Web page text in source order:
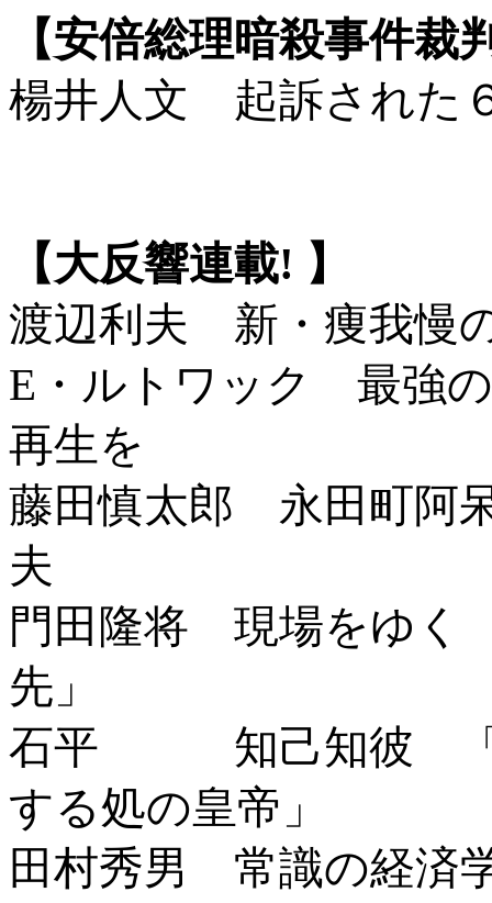
【安倍総理暗殺事件
楊井人文 起訴された
【大反響連載! 】
渡辺利夫 新・痩我慢
E・ルトワック 最強
再生を
藤田慎太郎 永田町阿
夫
門田隆将 現場をゆく
先」
石平 知己知彼 「日
する処の皇帝」
田村秀男 常識の経済